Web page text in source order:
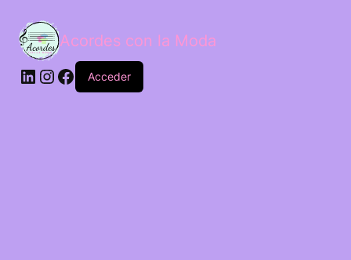
Acordes con la Moda
Acceder